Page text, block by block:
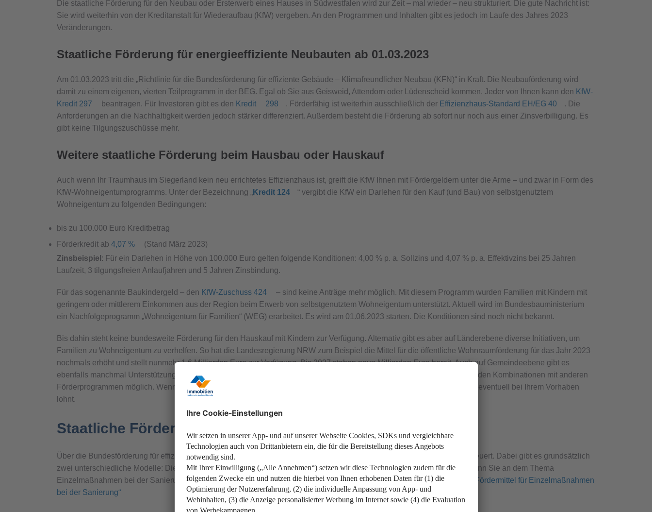
Die staatliche Förderung für den Neubau oder Ersterwerb eines Hauses in Südwestfalen wird zur Zeit – mal wieder – neu strukturiert. Die gute Nachricht ist:
Sie wird weiterhin von der Kreditanstalt für Wiederaufbau (KfW) vergeben. An den Programmen und Inhalten gibt es jedoch im Laufe des Jahres 2023
Veränderungen.
Staatliche Förderung für energieeffiziente Neubauten ab 01.03.2023
Am 01.03.2023 tritt die „Richtlinie für die Bundesförderung für effiziente Gebäude – Klimafreundlicher Neubau (KFN)“ in Kraft. Die Neubauförderung wird
damit zu einem eigenen, vierten Teilprogramm in der BEG. Egal ob Sie aus Geisweid, Attendorn oder Lüdenscheid kommen. Jeder von Ihnen kann den KfW-
Kredit 297
beantragen. Für Investoren gibt es den Kredit 298 . Förderfähig ist weiterhin ausschließlich der Effizienzhaus-Standard EH/EG 40
. Die
Anforderungen an die Nachhaltigkeit werden jedoch stärker differenziert. Außerdem besteht die Förderung ab sofort nur noch aus einer Zinsverbilligung. Es
gibt keine Tilgungszuschüsse mehr.
Weitere staatliche Förderung beim Hausbau oder Hauskauf
Auch wenn Ihr Traumhaus im Siegerland kein neu errichtetes Effizienzhaus ist, greift die KfW Ihnen mit Fördergeldern unter die Arme – und zwar in Form des
KfW-Wohneigentumprogramms. Unter der Bezeichnung „Kredit 124
“ vergibt die KfW ein Darlehen für den Kauf (und Bau) von selbstgenutztem
Wohneigentum zu folgenden Bedingungen:
bis zu 100.000 Euro Kreditbetrag
Förderkredit ab 4,07 %
(Stand März 2023)
Zinsbeispiel : Für ein Darlehen in Höhe von 100.000 Euro gelten folgende Konditionen: 4,00 % p. a. Sollzins und 4,07 % p. a. Effektivzins bei 25 Jahren
Laufzeit, 3 tilgungsfreien Anlaufjahren und 5 Jahren Zinsbindung.
Für das sogenannte Baukindergeld – den KfW-Zuschuss 424
– sind keine Anträge mehr möglich. Mit diesem Programm wurden Familien mit Kindern mit
geringem oder mittlerem Einkommen aus der Region beim Erwerb von selbstgenutztem Wohneigentum unterstützt. Aktuell wird im Bundesbauministerium
ein Nachfolgeprogramm „Wohneigentum für Familien“ (WEG) erarbeitet. Es wird am 01.06.2023 starten. Die Konditionen sind noch nicht bekannt.
Bis dahin steht keine bundesweite Förderung für den Hauskauf mit Kindern zur Verfügung. Alternativ gibt es aber auf Länderebene diverse Initiativen, um
Familien zu Wohneigentum zu verhelfen. So hat die Landesregierung NRW zum Beispiel die Mittel für die öffentliche Wohnraumförderung für das Jahr 2023
nochmals erhöht und stellt nunmehr 1,6 Milliarden Euro zur Verfügung. Bis 2027 stehen neun Milliarden Euro bereit. Auch auf Gemeindeebene gibt es
ebenfalls manchmal Unterstützungsprogramme für Familien. Je nachdem welche Förderung Sie nutzen, sind unter Umständen Kombinationen mit anderen
Förderprogrammen möglich. Wenn Sie eine
planen, dann lassen Sie sich einmal vorrechnen, ob sich das eventuell bei Ihrem Vorhaben
lohnt.
Staatliche Förderung bei der Sanierung
Über die Bundesförderung für effiziente Gebäude (BEG) wird auch die Förderung der Sanierung von Bestandsbauten gesteuert. Dabei gibt es grundsätzlich
zwei unterschiedliche Modelle: Die Komplettsanierung zum Effizienzhaus oder die Umsetzung von Einzelmaßnahmen. Wenn Sie an dem Thema
Einzelmaßnahmen bei der Sanierung interessiert sind, lohnt sich dieser Artikel für Sie:„Dämmung, Lüftung, neue Fenster: Fördermittel für Einzelmaßnahmen
bei der Sanierung“